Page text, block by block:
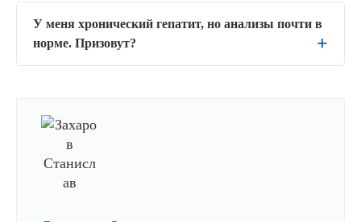
У меня хронический гепатит, но анализы почти в
норме. Призовут?